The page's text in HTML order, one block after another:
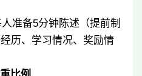
准备5分钟陈述（提前制
历、学习情况、奖励情